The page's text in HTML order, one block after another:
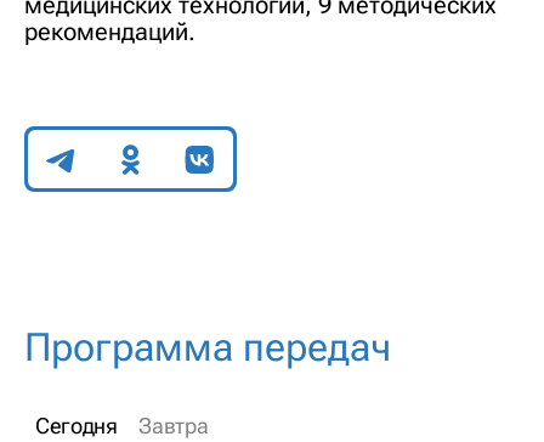
рекомендаций.
Поделиться
Программа передач
Сегодня Завтра